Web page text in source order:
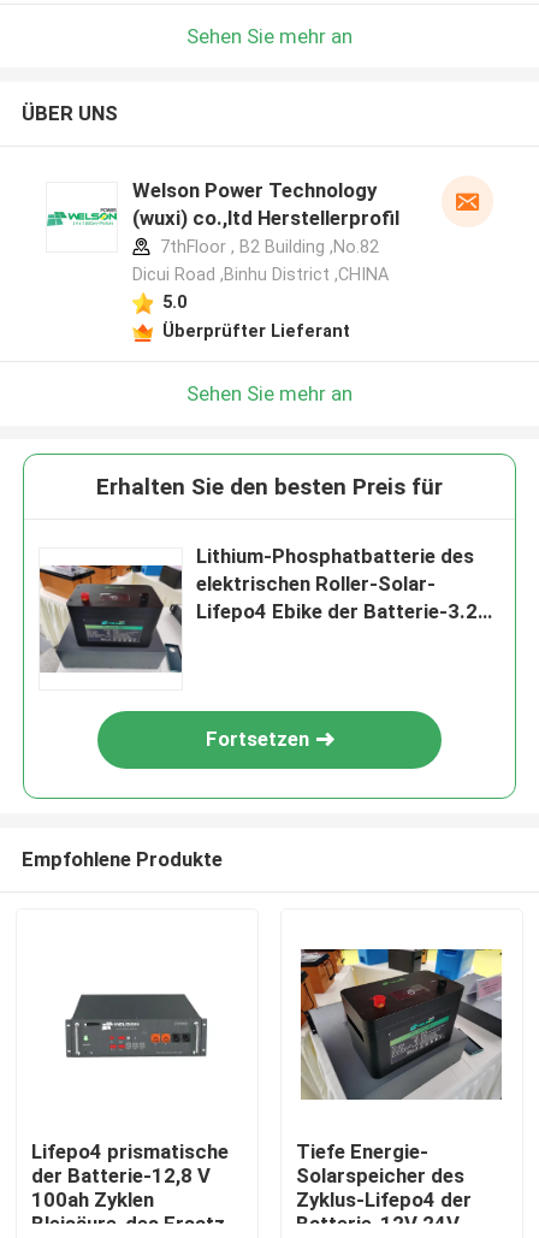
Sehen Sie mehr an
ÜBER UNS
Welson Power Technology
(wuxi) co.,ltd Herstellerprofil
7thFloor , B2 Building ,No.82
Dicui Road ,Binhu District ,CHINA
5.0
Überprüfter Lieferant
Sehen Sie mehr an
Erhalten Sie den besten Preis für
Lithium-Phosphatbatterie des
elektrischen Roller-Solar-
Lifepo4 Ebike der Batterie-3.2v
Fortsetzen
Empfohlene Produkte
Lifepo4 prismatische
der Batterie-12,8 V
100ah Zyklen
Bleisäure-des Ersatz-
Tiefe Energie-
Solarspeicher des
Zyklus-Lifepo4 der
Batterie-12V 24V